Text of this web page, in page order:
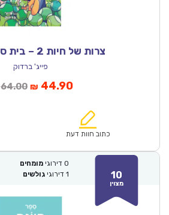
צרות של חיות 2 – בית ספר לכלבים
פייג' ברדוק
64.00המחיר
₪64.00.
₪ 44.90המחיר
הוא:
כתוב חוות דעת
10
מצוין
0 דירוגי מומחים
1 דירוגי גולשים